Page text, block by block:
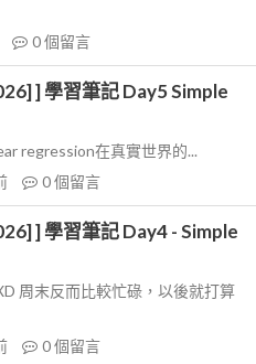
0個留言
] 學習筆記 Day5 Simple
regression在真實世界的...
0個留言
] 學習筆記 Day4 - Simple
周末反而比較忙碌，以後就打算
0個留言